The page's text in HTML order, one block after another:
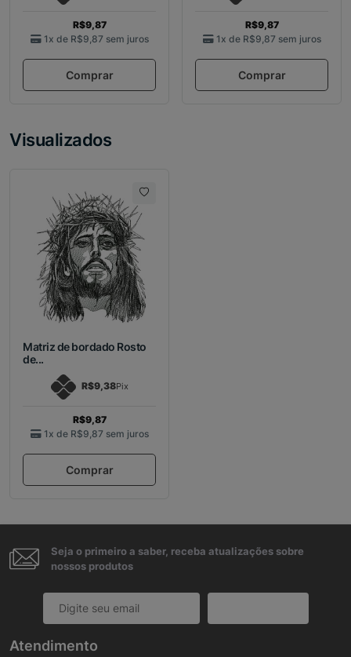
R$9,87
1x de R$9,87 sem juros
Comprar
R$9,87
1x de R$9,87 sem juros
Comprar
Visualizados
Matriz de bordado Rosto
de...
R$9,38Pix
R$9,87
1x de R$9,87 sem juros
Comprar
Seja o primeiro a saber, receba atualizações sobre
nossos produtos
Atendimento